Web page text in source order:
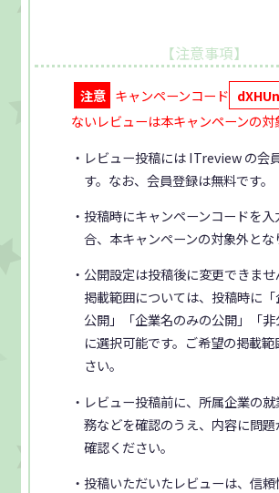
【注意事項】
注意 キャンペーンコード
ないレビューは本キャンペーンの
・レビュー投稿には ITreview の会
す。なお、会員登録は無料です。
・投稿時にキャンペーンコードを
合、本キャンペーンの対象外とな
・公開設定は投稿後に変更できま
掲載範囲については、投稿時に
公開」「企業名のみの公開」「
に選択可能です。ご希望の掲載
さい。
・レビュー投稿前に、所属企業の
務などを確認のうえ、内容に問
確認ください。
・投稿いただいたレビューは、信